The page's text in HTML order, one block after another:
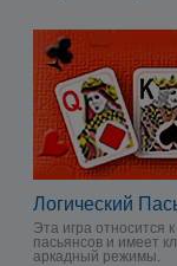
Логический
Эта игра относится
пасьянсов и имеет
аркадный режимы.